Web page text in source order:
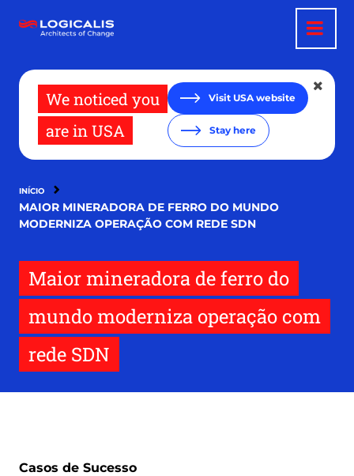
para
We noticed you
are in USA
Visit USA website
Stay here
INÍCIO
MAIOR MINERADORA DE FERRO DO MUNDO
MODERNIZA OPERAÇÃO COM REDE SDN
Maior mineradora de ferro do
mundo moderniza operação com
rede SDN
Casos de Sucesso